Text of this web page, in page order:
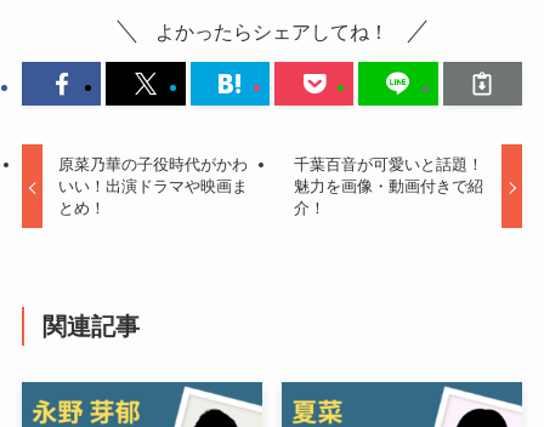
よかったらシェアしてね！
原菜乃華の子役時代がかわ
いい！出演ドラマや映画ま
とめ！
千葉百音が可愛いと話題！
魅力を画像・動画付きで紹
介！
関連記事